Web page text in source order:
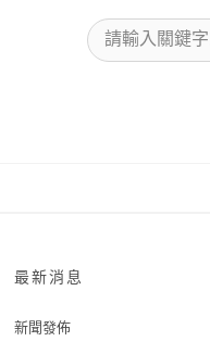
最新消息
新聞發佈